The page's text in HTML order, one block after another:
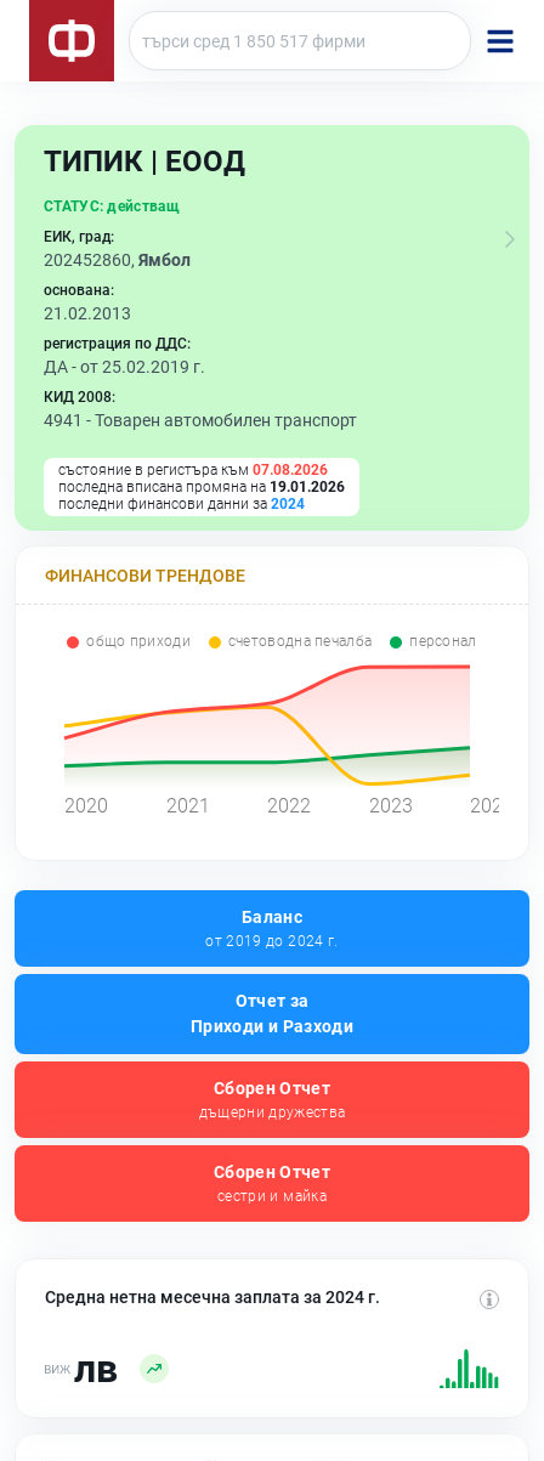
ТИПИК | ЕООД
СТАТУС: действащ
ЕИК, град:
202452860, Ямбол
основана:
21.02.2013
регистрация по ДДС:
ДА - от 25.02.2019 г.
КИД 2008:
4941 -Товарен автомобилен транспорт
състояние в регистъра към 07.08.2026
последна вписана промяна на 19.01.2026
последни финансови данни за 2024
ФИНАНСОВИ ТРЕНДОВЕ
общо приходи счетоводна печалба персонал
2020 2021 2022 2023 2024
Баланс
от 2019 до 2024 г.
Отчет за
Приходи и Разходи
Сборен Отчет
дъщерни дружества
Сборен Отчет
сестри и майка
Средна нетна месечна заплата за 2024 г.
лв